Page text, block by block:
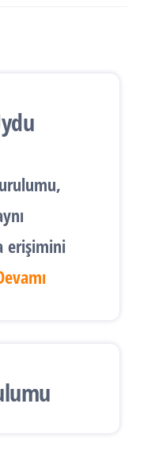
,
erişimini